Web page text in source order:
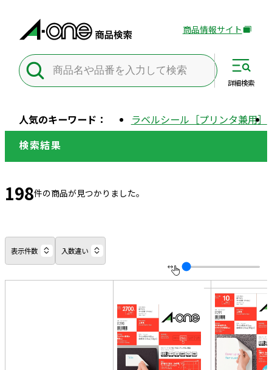
外
サ
別
す
商品情報サイト
人気のキーワード： ラベルシール［プリンタ兼用］
詳細検索
検索結果
198件の商品が見つかりました。
表示件数 入数違い